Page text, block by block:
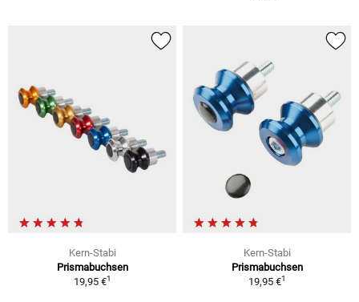
Kern-Stabi
Prismabuchsen
19,95 €1
Kern-Stabi
Prismabuchsen
19,95 €1